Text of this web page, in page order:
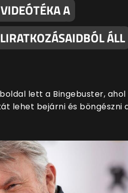
A
ÁLL
lett a Bingebuster, ahol
lehet bejárni és böngészni